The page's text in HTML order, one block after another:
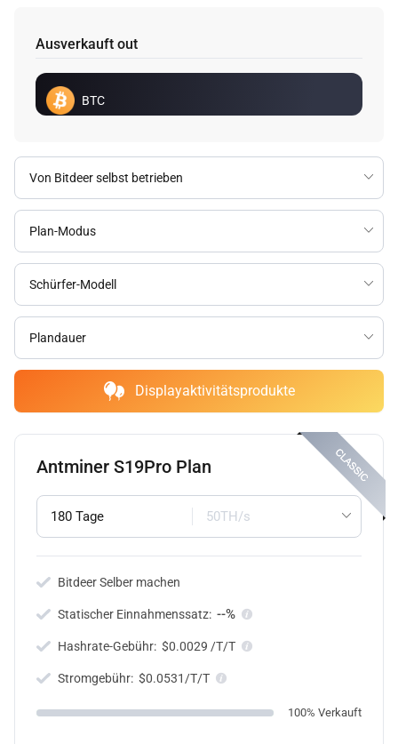
Ausverkauft out
BTC
Displayaktivitätsprodukte
Antminer S19Pro Plan
180 Tage 50TH/s
Bitdeer Selber machen
Statischer Einnahmenssatz: --%
Hashrate-Gebühr: $0.0029 /T/T
Stromgebühr: $0.0531/T/T
100% Verkauft